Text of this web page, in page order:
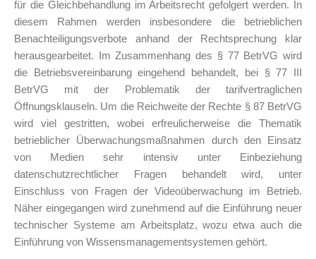
für die Gleichbehandlung im Arbeitsrecht gefolgert werden. In
diesem Rahmen werden insbesondere die betrieblichen
Benachteiligungsverbote anhand der Rechtsprechung klar
herausgearbeitet. Im Zusammenhang des § 77 BetrVG wird
die Betriebsvereinbarung eingehend behandelt, bei § 77 III
BetrVG mit der Problematik der tarifvertraglichen
Öffnungsklauseln. Um die Reichweite der Rechte § 87 BetrVG
wird viel gestritten, wobei erfreulicherweise die Thematik
betrieblicher Überwachungsmaßnahmen durch den Einsatz
von Medien sehr intensiv unter Einbeziehung
datenschutzrechtlicher Fragen behandelt wird, unter
Einschluss von Fragen der Videoüberwachung im Betrieb.
Näher eingegangen wird zunehmend auf die Einführung neuer
technischer Systeme am Arbeitsplatz, wozu etwa auch die
Einführung von Wissensmanagementsystemen gehört.